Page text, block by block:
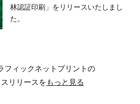
林認証印刷」をリリースいたしまし
た。
フィックネットプリントの
リリースをもっと見る